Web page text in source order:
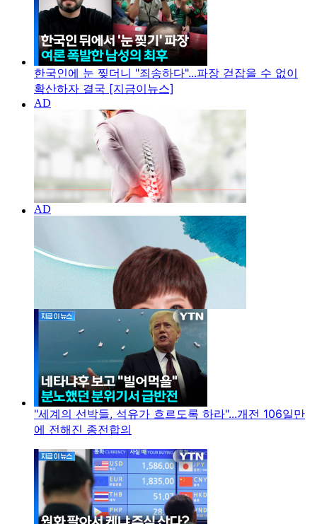
한국인에 눈 찢더니 "죄송하다"...파장 걷잡을 수 없이
확산하자 결국 [지금이뉴스]
"세계의 선박들, 석유가 흐르도록 하라"...개전 106일만
에 전해진 종전합의